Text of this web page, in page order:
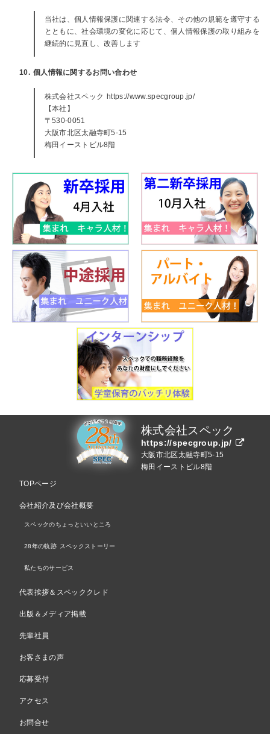
当社は、個人情報保護に関連する法令、その他の規範を遵守する
とともに、社会環境の変化に応じて、個人情報保護の取り組みを
継続的に見直し、改善します
10. 個人情報に関するお問い合わせ
株式会社スペック https://www.specgroup.jp/
【本社】
〒530-0051
大阪市北区太融寺町5-15
梅田イーストビル8階
株式会社スペック
https://specgroup.jp/
大阪市北区太融寺町5-15
梅田イーストビル8階
TOPページ
会社紹介及び会社概要
スペックのちょっといいところ
28年の軌跡 スペックストーリー
私たちのサービス
代表挨拶＆スペッククレド
出版＆メディア掲載
先輩社員
お客さまの声
応募受付
アクセス
お問合せ